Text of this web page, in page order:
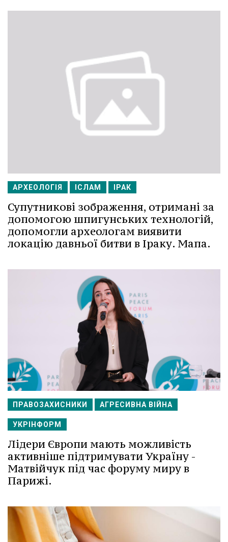
АРХЕОЛОГІЯ ІСЛАМ ІРАК
Супутникові зображення, отримані за
допомогою шпигунських технологій,
допомогли археологам виявити
локацію давньої битви в Іраку. Мапа.
ПРАВОЗАХИСНИКИ АГРЕСИВНА ВІЙНА
УКРІНФОРМ
Лідери Європи мають можливість
активніше підтримувати Україну -
Матвійчук під час форуму миру в
Парижі.